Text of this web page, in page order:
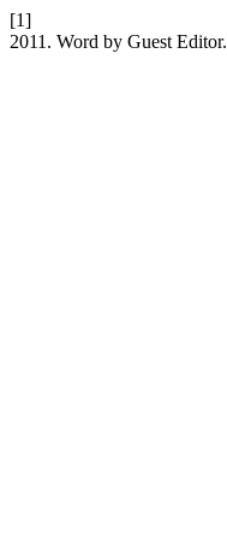
[1]
2011. Word by Guest Editor.